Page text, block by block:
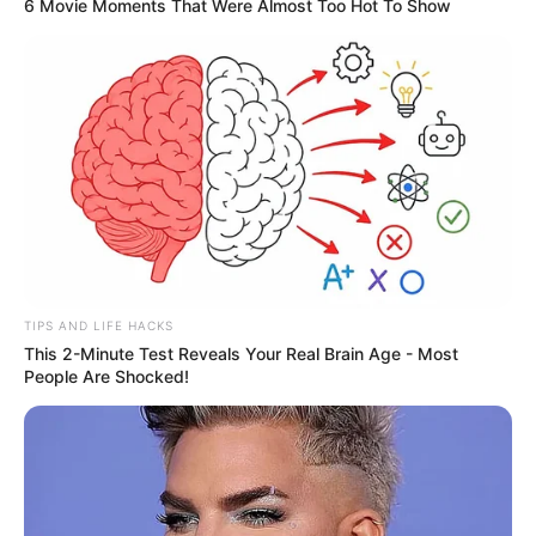
DESTAQUES
FACEBOOK
DESTAQUES DA SEMANA
visitas que nunca aconteceram.
Câmara dos Deputados: anuênios, triênios,
quinquênios, sexta-parte e licenças-prêmio
6 Movie Moments That Were Almost Too Hot To Show
TIPS AND LIFE HACKS
This 2-Minute Test Reveals Your Real Brain Age - Most
People Are Shocked!